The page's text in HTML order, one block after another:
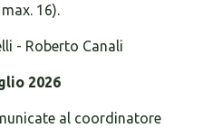
16).
- Roberto Canali
2026
al coordinatore